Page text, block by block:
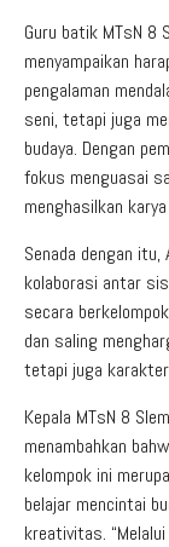
Guru batik MTsN 8
menyampaikan
pengalaman
seni, tetapi juga
budaya. Dengan
fokus menguasai
menghasilkan
Senada dengan
kolaborasi antar
secara
dan saling
tetapi juga karakter
Kepala MTsN 8
menambahkan
kelompok ini
belajar mencintai
kreativitas.